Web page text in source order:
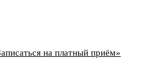
на платный приём»